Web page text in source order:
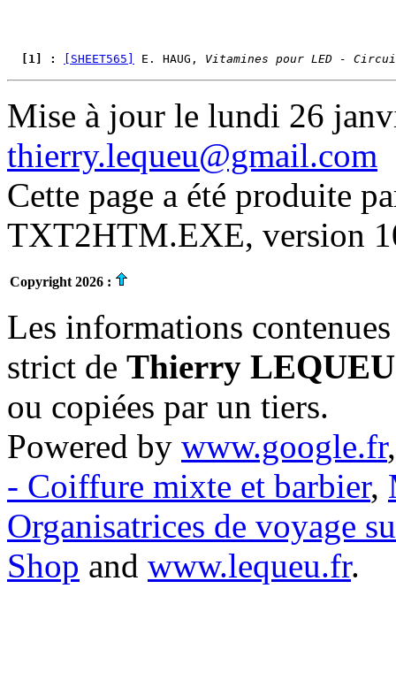
  [1] :
[SHEET565] E. HAUG, Vitamines pour LED -
Mise à jour le lundi 26
thierry.lequeu@gmail.com
Cette page a été produite
TXT2HTM.EXE, version
Copyright 2026 :
Les informations
strict de Thierry LEQUEU
ou copiées par un tiers.
Powered by www.google.fr
- Coiffure mixte et barbier,
Organisatrices de voyage
Shop and www.lequeu.fr.